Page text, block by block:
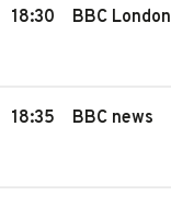
18:30 BBC London
18:35 BBC news